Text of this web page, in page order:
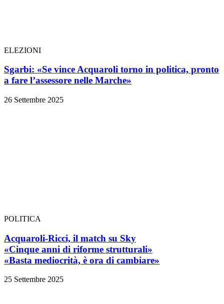
ELEZIONI
Sgarbi: «Se vince Acquaroli torno in politica, pronto
a fare l’assessore nelle Marche»
26 Settembre 2025
POLITICA
Acquaroli-Ricci, il match su Sky
«Cinque anni di riforme strutturali»
«Basta mediocrità, è ora di cambiare»
25 Settembre 2025